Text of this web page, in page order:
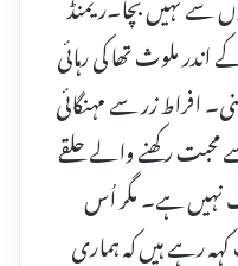
ملوث تھا کی رہائی
افراط زر سے مہنگائی
رکھنے والے حلقے
نہیں ہے۔ مگر اُس
رہے ہیں کہ ہماری